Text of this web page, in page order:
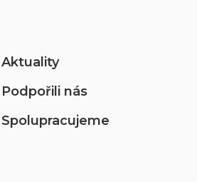
Aktuality
Podpořili nás
Spolupracujeme